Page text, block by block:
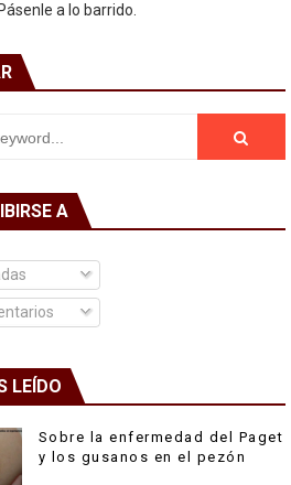
a lo barrido.
A
LEÍDO
Sobre la enfermedad del Paget
y los gusanos en el pezón